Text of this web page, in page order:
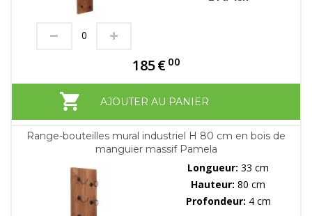
185€ 00
AJOUTER AU PANIER
Range-bouteilles mural industriel H 80 cm en bois de
manguier massif Pamela
Longueur: 33 cm
Hauteur: 80 cm
Profondeur: 4 cm